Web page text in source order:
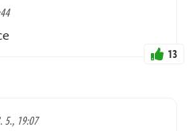
13
5., 19:07